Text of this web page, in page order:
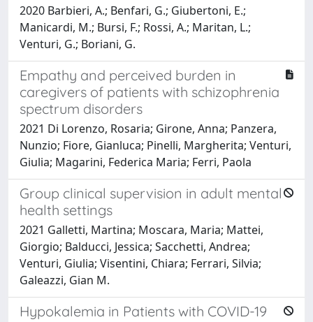
2020 Barbieri, A.; Benfari, G.; Giubertoni, E.;
Manicardi, M.; Bursi, F.; Rossi, A.; Maritan, L.;
Venturi, G.; Boriani, G.
Empathy and perceived burden in
caregivers of patients with schizophrenia
spectrum disorders
2021 Di Lorenzo, Rosaria; Girone, Anna; Panzera,
Nunzio; Fiore, Gianluca; Pinelli, Margherita; Venturi,
Giulia; Magarini, Federica Maria; Ferri, Paola
Group clinical supervision in adult mental
health settings
2021 Galletti, Martina; Moscara, Maria; Mattei,
Giorgio; Balducci, Jessica; Sacchetti, Andrea;
Venturi, Giulia; Visentini, Chiara; Ferrari, Silvia;
Galeazzi, Gian M.
Hypokalemia in Patients with COVID-19